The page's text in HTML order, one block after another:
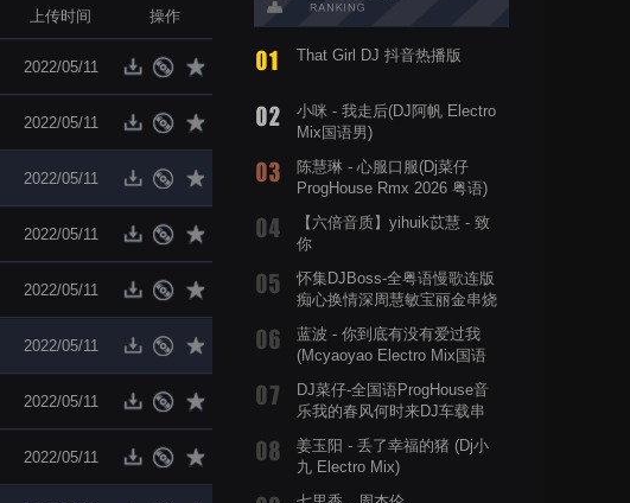
上传时间 操作
2022/05/11
2022/05/11
2022/05/11
2022/05/11
2022/05/11
2022/05/11
2022/05/11
2022/05/11
That Girl DJ 抖音热播版
小咪 - 我走后(DJ阿帆 Electro
Mix国语男)
陈慧琳 - 心服口服(Dj菜仔
ProgHouse Rmx 2026 粤语)
【六倍音质】yihuik苡慧 - 致
你
怀集DJBoss-全粤语慢歌连版
痴心换情深周慧敏宝丽金串烧
蓝波 - 你到底有没有爱过我
(Mcyaoyao Electro Mix国语
DJ菜仔-全国语ProgHouse音
乐我的春风何时来DJ车载串
姜玉阳 - 丢了幸福的猪 (Dj小
九 Electro Mix)